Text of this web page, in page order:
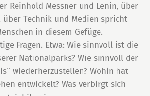
Reinhold Messner und Lenin, über
über Technik und Medien spricht
in diesem Gefüge.
Fragen. Etwa: Wie sinnvoll ist die
Nationalparks? Wie sinnvoll der
wiederherzustellen? Wohin hat
entwickelt? Was verbirgt sich